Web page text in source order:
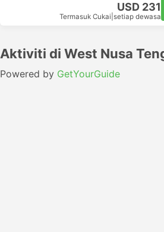
USD 231
Termasuk Cukai setiap dewasa
Aktiviti di West Nusa
Powered by GetYourGuide